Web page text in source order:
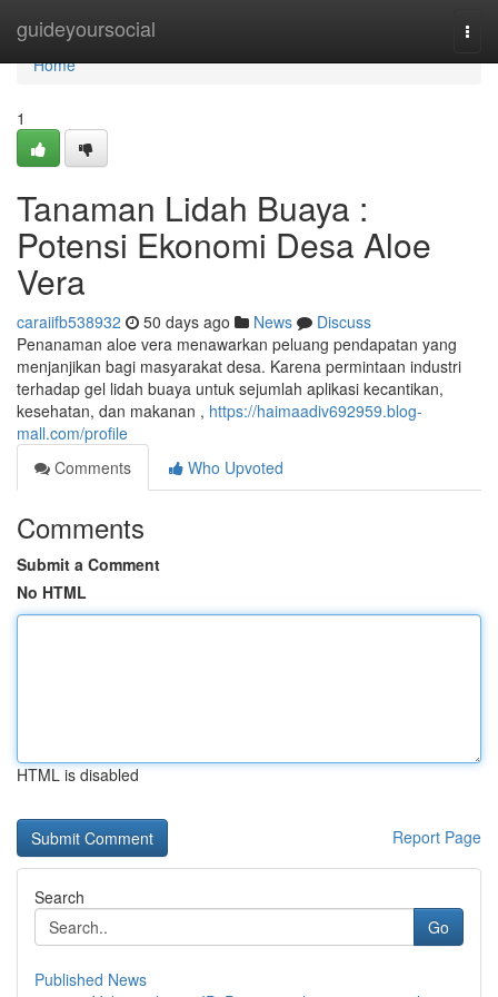
guideyoursocial
Home
Home
1
Tanaman Lidah Buaya :
Potensi Ekonomi Desa Aloe
Vera
caraiifb538932 50 days ago News
Discuss
Penanaman aloe vera menawarkan peluang pendapatan yang
menjanjikan bagi masyarakat desa. Karena permintaan industri
terhadap gel lidah buaya untuk sejumlah aplikasi kecantikan,
kesehatan, dan makanan , https://haimaadiv692959.blog-
mall.com/profile
Comments
Who Upvoted
Comments
Submit a Comment
No HTML
HTML is disabled
Report Page
Search
Go
Published News